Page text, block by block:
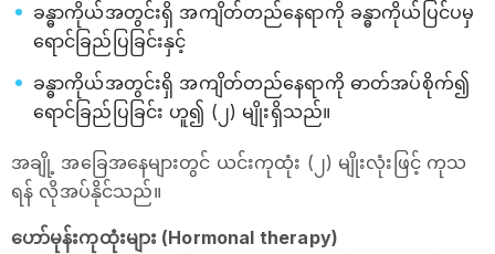
ခန္ဓာကိုယ်အတွင်းရှိ အကျိတ်တည်နေရာကို ခန္ဓာကိုယ်ပြင်ပမှ
ရောင်ခြည်ပြခြင်းနှင့်
ခန္ဓာကိုယ်အတွင်းရှိ အကျိတ်တည်နေရာကို ဓာတ်အပ်စိုက်၍
ရောင်ခြည်ပြခြင်း ဟူ၍ (၂) မျိုးရှိသည်။
အချို့ အခြေအနေများတွင် ယင်းကုထုံး (၂) မျိုးလုံးဖြင့် ကုသ
ရန် လိုအပ်နိုင်သည်။
ဟော်မုန်းကုထုံးများ (Hormonal therapy)